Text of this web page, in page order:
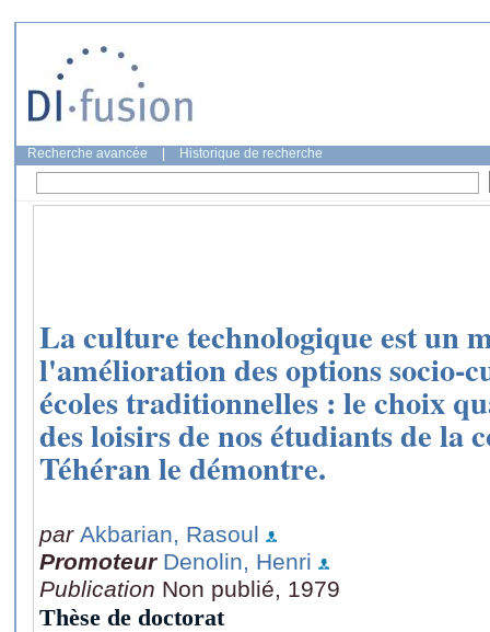
Recherche avancée Historique de recherche
La culture technologique est un
l'amélioration des options socio-
écoles traditionnelles : le choix
des loisirs de nos étudiants de la
Téhéran le démontre.
par Akbarian, Rasoul
Promoteur Denolin, Henri
Publication Non publié, 1979
Thèse de doctorat